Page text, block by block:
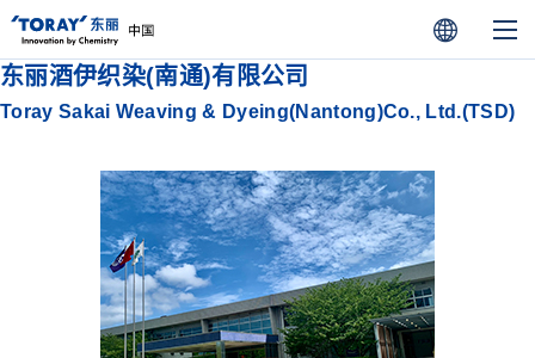
东丽酒伊织染(南通)有限公司
Toray Sakai Weaving & Dyeing(Nantong)Co., Ltd.(TSD)